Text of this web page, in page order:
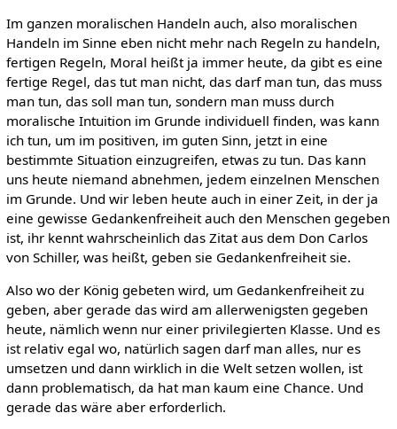
Im ganzen moralischen Handeln auch, also moralischen
Handeln im Sinne eben nicht mehr nach Regeln zu handeln,
fertigen Regeln, Moral heißt ja immer heute, da gibt es eine
fertige Regel, das tut man nicht, das darf man tun, das muss
man tun, das soll man tun, sondern man muss durch
moralische Intuition im Grunde individuell finden, was kann
ich tun, um im positiven, im guten Sinn, jetzt in eine
bestimmte Situation einzugreifen, etwas zu tun. Das kann
uns heute niemand abnehmen, jedem einzelnen Menschen
im Grunde. Und wir leben heute auch in einer Zeit, in der ja
eine gewisse Gedankenfreiheit auch den Menschen gegeben
ist, ihr kennt wahrscheinlich das Zitat aus dem Don Carlos
von Schiller, was heißt, geben sie Gedankenfreiheit sie.
Also wo der König gebeten wird, um Gedankenfreiheit zu
geben, aber gerade das wird am allerwenigsten gegeben
heute, nämlich wenn nur einer privilegierten Klasse. Und es
ist relativ egal wo, natürlich sagen darf man alles, nur es
umsetzen und dann wirklich in die Welt setzen wollen, ist
dann problematisch, da hat man kaum eine Chance. Und
gerade das wäre aber erforderlich.